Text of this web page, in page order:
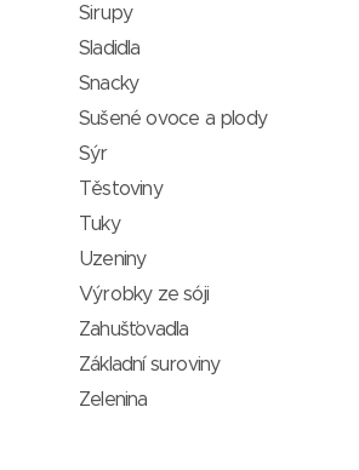
Sirupy
Sladidla
Snacky
Sušené ovoce a plody
Sýr
Těstoviny
Tuky
Uzeniny
Výrobky ze sóji
Zahušťovadla
Základní suroviny
Zelenina